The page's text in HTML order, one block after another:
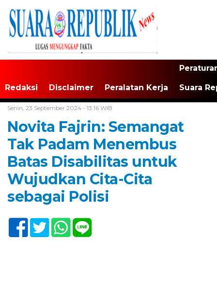
Redaksi Disclaimer Peralatan Kerja Suara
Senin, 23 September 2024 - 13:16 WIB
Novita Fajrin: Semangat
Tak Padam Menembus
Batas Disabilitas untuk
Wujudkan Cita-Cita
sebagai Polisi